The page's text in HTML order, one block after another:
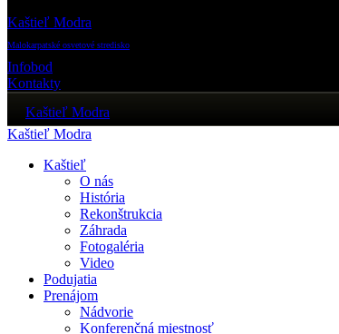
Kaštieľ Modra
Malokarpatské osvetové stredisko
Infobod
Kontakty
Kaštieľ Modra
Kaštieľ Modra
Kaštieľ
O nás
História
Rekonštrukcia
Záhrada
Fotogaléria
Video
Podujatia
Prenájom
Nádvorie
Konferenčná miestnosť